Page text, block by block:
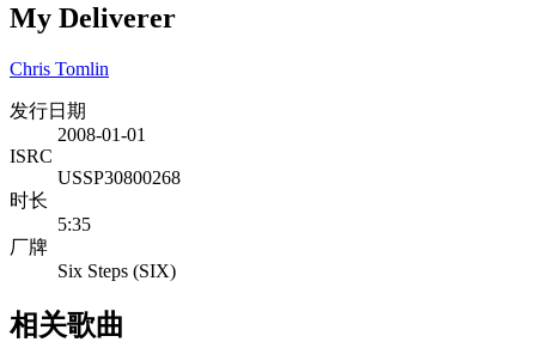
My Deliverer
Chris Tomlin
发行日期
2008-01-01
ISRC
USSP30800268
时长
5:35
厂牌
Six Steps (SIX)
相关歌曲